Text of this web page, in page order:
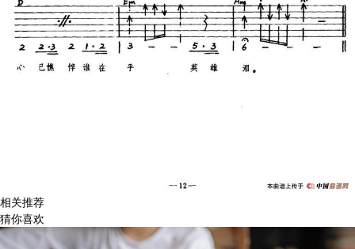
相关推荐
猜你喜欢